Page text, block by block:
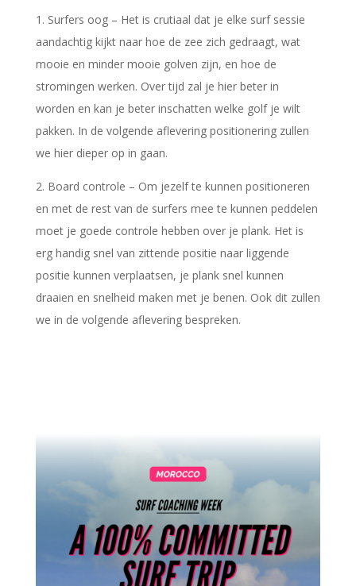
1. Surfers oog – Het is crutiaal dat je elke surf sessie
aandachtig kijkt naar hoe de zee zich gedraagt, wat
mooie en minder mooie golven zijn, en hoe de
stromingen werken. Over tijd zal je hier beter in
worden en kan je beter inschatten welke golf je wilt
pakken. In de volgende aflevering positionering zullen
we hier dieper op in gaan.
2. Board controle – Om jezelf te kunnen positioneren
en met de rest van de surfers mee te kunnen peddelen
moet je goede controle hebben over je plank. Het is
erg handig snel van zittende positie naar liggende
positie kunnen verplaatsen, je plank snel kunnen
draaien en snelheid maken met je benen. Ook dit zullen
we in de volgende aflevering bespreken.